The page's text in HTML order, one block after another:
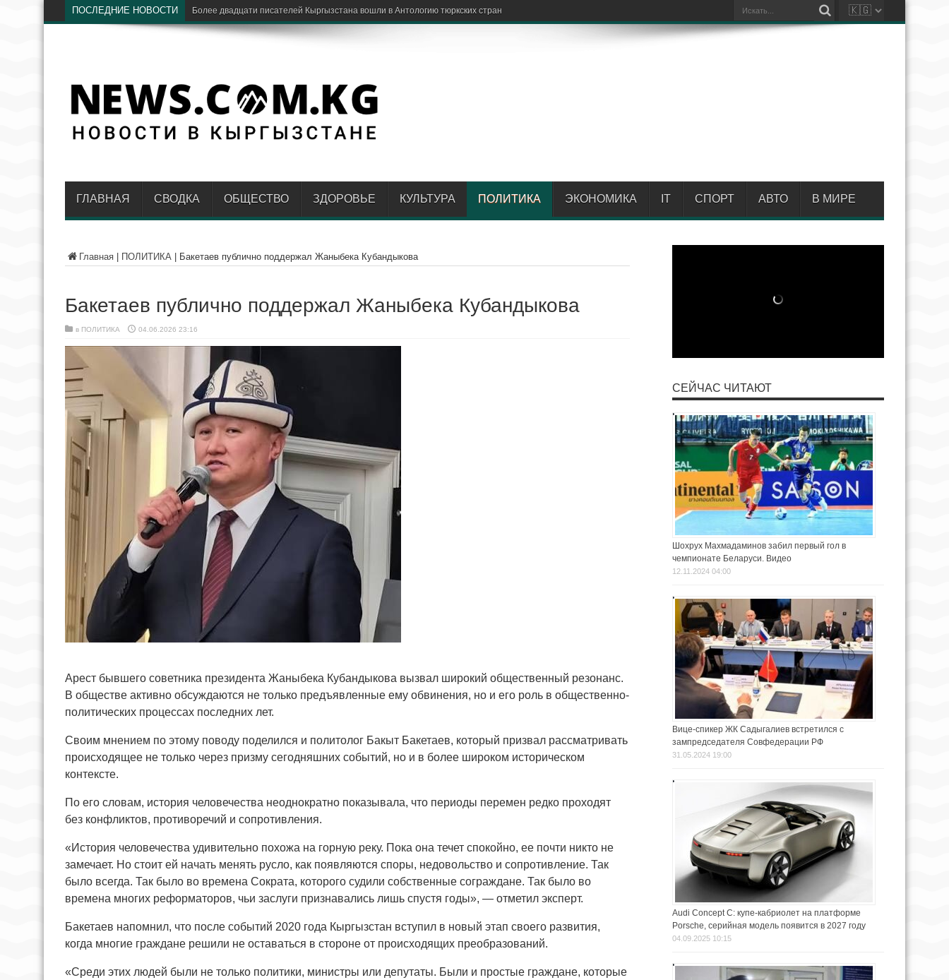
ПОСЛЕДНИЕ НОВОСТИ «Дордой» и
ГЛАВНАЯ СВОДКА ОБЩЕСТВО ЗДОРОВЬЕ КУЛЬТУРА ПОЛИТИКА ЭКОНОМИКА IT СПОРТ АВТО В МИРЕ
Главная ПОЛИТИКА Бакетаев публично поддержал Жаныбека Кубандыкова
Бакетаев публично поддержал Жаныбека Кубандыкова
в ПОЛИТИКА 04.06.2026 23:16
Арест бывшего советника президента Жаныбека Кубандыкова вызвал широкий общественный резонанс.
В обществе активно обсуждаются не только предъявленные ему обвинения, но и его роль в общественно-
политических процессах последних лет.
Своим мнением по этому поводу поделился и политолог Бакыт Бакетаев, который призвал рассматривать
происходящее не только через призму сегодняшних событий, но и в более широком историческом
контексте.
По его словам, история человечества неоднократно показывала, что периоды перемен редко проходят
без конфликтов, противоречий и сопротивления.
«История человечества удивительно похожа на горную реку. Пока она течет спокойно, ее почти никто не
замечает. Но стоит ей начать менять русло, как появляются споры, недовольство и сопротивление. Так
было всегда. Так было во времена Сократа, которого судили собственные сограждане. Так было во
времена многих реформаторов, чьи заслуги признавались лишь спустя годы», — отметил эксперт.
Бакетаев напомнил, что после событий 2020 года Кыргызстан вступил в новый этап своего развития,
когда многие граждане решили не оставаться в стороне от происходящих преобразований.
«Среди этих людей были не только политики, министры или депутаты. Были и простые граждане, которые
СЕЙЧАС ЧИТАЮТ
Шохрух Махмадаминов забил первый гол в
чемпионате Беларуси. Видео
12.11.2024 04:00
Вице-спикер ЖК Садыгалиев встретился с
зампредседателя Совфедерации РФ
31.05.2024 19:00
Audi Concept C: купе-кабриолет на платформе
Porsche, серийная модель появится в 2027 году
04.09.2025 10:15